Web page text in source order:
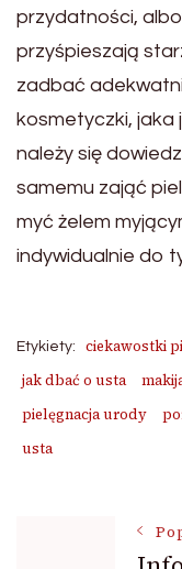
przydatności,
przyśpieszają
zadbać
kosmetyczki, jaka
należy się
samemu zająć
myć żelem
indywidualnie do
Etykiety: ciekawostki
jak dbać o usta
pielęgnacja urody
usta